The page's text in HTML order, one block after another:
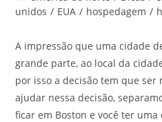
post:
do
unidos / EUA / hospedagem /
A impressão que uma cidade
grande parte, ao local da
por isso a decisão tem que ser
ajudar nessa decisão,
ficar em Boston e você ter